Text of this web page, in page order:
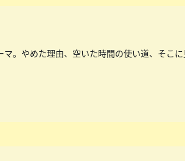
。やめた理由、空いた時間の使い道、そこ